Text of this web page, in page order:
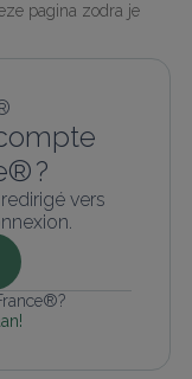
pagina zodra je
?
vers